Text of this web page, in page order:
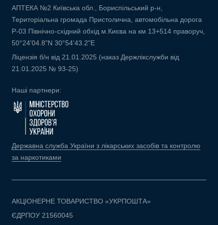
АПТЕКА №2 Київська обл., Бориспільський р-н,
Територіальна громада Пристолична, автомобільна дорога
Р-03 Північно-східний обхід м.Києва на км 13+514 праворуч,
50°24'04.8"N 30°54'43.2"E
Ліцензія б/н від 21.01.2025 (наказ Держлікслужби від
21.01.2025 № 93-25)
Наші партнери:
Державна служба України з лікарських засобів та контролю
за наркотиками
АКЦІОНЕРНЕ ТОВАРИСТВО «УКРПОШТА»
ЄДРПОУ 21560045